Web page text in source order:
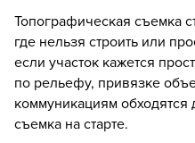
Топографическая съемка
где нельзя строить или
если участок кажется
по рельефу, привязке
коммуникациям
съемка на старте.